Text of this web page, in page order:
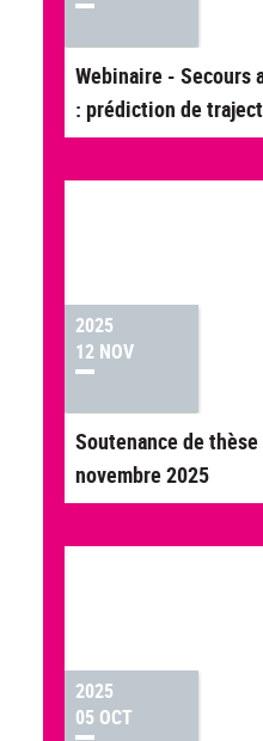
Webinaire - Secours
: prédiction de
2025
12 NOV
Soutenance de
novembre 2025
2025
05 OCT